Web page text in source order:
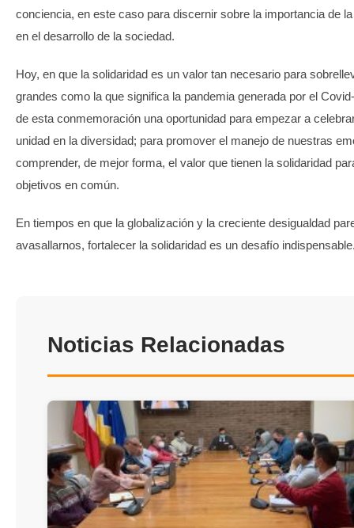
conciencia, en este caso para discernir sobre la importancia de
en el desarrollo de la sociedad.
Hoy, en que la solidaridad es un valor tan necesario para
grandes como la que significa la pandemia generada por el
de esta conmemoración una oportunidad para empezar a
unidad en la diversidad; para promover el manejo de nuestras
comprender, de mejor forma, el valor que tienen la solidaridad
objetivos en común.
En tiempos en que la globalización y la creciente desigualdad
avasallarnos, fortalecer la solidaridad es un desafío
Noticias Relacionadas